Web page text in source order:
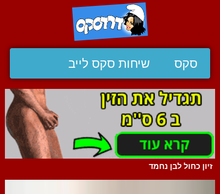
סקס שיחות סקס לייב
זיון כחול לבן נחמד